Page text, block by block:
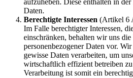
aufzuheben. Diese enthalten in
Daten.
Berechtigte Interessen (Artikel 6
Im Falle berechtigter Interessen,
einschränken, behalten wir uns
personenbezogener Daten vor.
gewisse Daten verarbeiten, um
wirtschaftlich effizient betreiben
Verarbeitung ist somit ein